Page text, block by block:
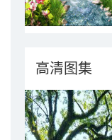
高清图集